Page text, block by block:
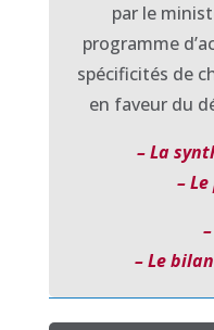
par le
programme
spécificités de
en faveur du
– La
–
– Le